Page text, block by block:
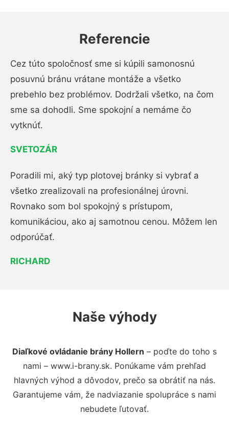
Referencie
Cez túto spoločnosť sme si kúpili samonosnú
posuvnú bránu vrátane montáže a všetko
prebehlo bez problémov. Dodržali všetko, na čom
sme sa dohodli. Sme spokojní a nemáme čo
vytknúť.
SVETOZÁR
Poradili mi, aký typ plotovej bránky si vybrať a
všetko zrealizovali na profesionálnej úrovni.
Rovnako som bol spokojný s prístupom,
komunikáciou, ako aj samotnou cenou. Môžem len
odporúčať.
RICHARD
Naše výhody
Diaľkové ovládanie brány Hollern – poďte do toho s
nami – www.i-brany.sk. Ponúkame vám prehľad
hlavných výhod a dôvodov, prečo sa obrátiť na nás.
Garantujeme vám, že nadviazanie spolupráce s nami
nebudete ľutovať.